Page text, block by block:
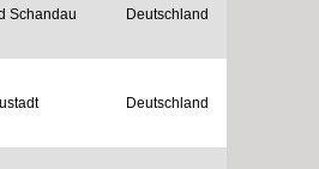
Schandau Deutschland
Deutschland